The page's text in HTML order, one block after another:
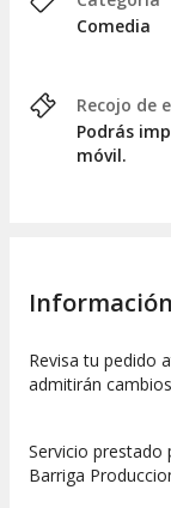
Comedia
Recojo de
Podrás
móvil.
Revisa tu pedido
admitirán
Servicio prestado
Barriga